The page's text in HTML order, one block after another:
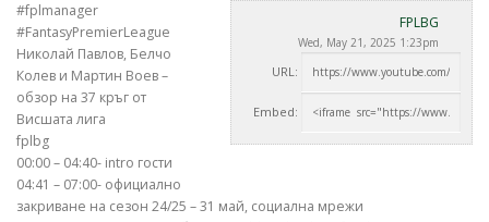
FPLBG
Wed, May 21, 2025 1:23pm
URL:
Embed:
#fplmanager
#FantasyPremierLeague
Николай Павлов, Белчо
Колев и Мартин Воев –
обзор на 37 кръг от
Висшата лига
fplbg
00:00 – 04:40- intro гости
04:41 – 07:00- официално
закриване на сезон 24/25 – 31 май, социална мрежи